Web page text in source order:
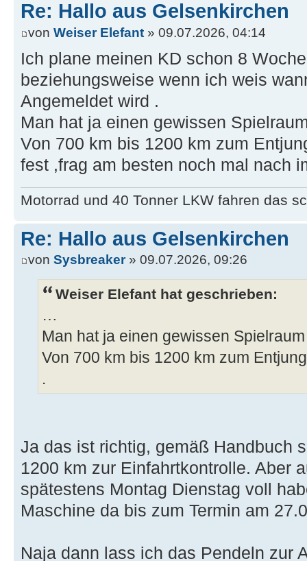
Re: Hallo aus Gelsenkirchen
von Weiser Elefant » 09.07.2026, 04:14
Ich plane meinen KD schon 8
beziehungsweise wenn ich weis
Angemeldet wird .
Man hat ja einen gewissen
Von 700 km bis 1200 km zum
fest ,frag am besten noch mal nach
Motorrad und 40 Tonner LKW fahren das
Re: Hallo aus Gelsenkirchen
von Sysbreaker» 09.07.2026, 09:26
Weiser Elefant hat geschrieben:
…
Man hat ja einen gewissen
Von 700 km bis 1200 km zum
.
Ja das ist richtig, gemäß Handbuch
1200 km zur Einfahrtkontrolle. Aber
spätestens Montag Dienstag voll
Maschine da bis zum Termin am
Naja dann lass ich das Pendeln zur